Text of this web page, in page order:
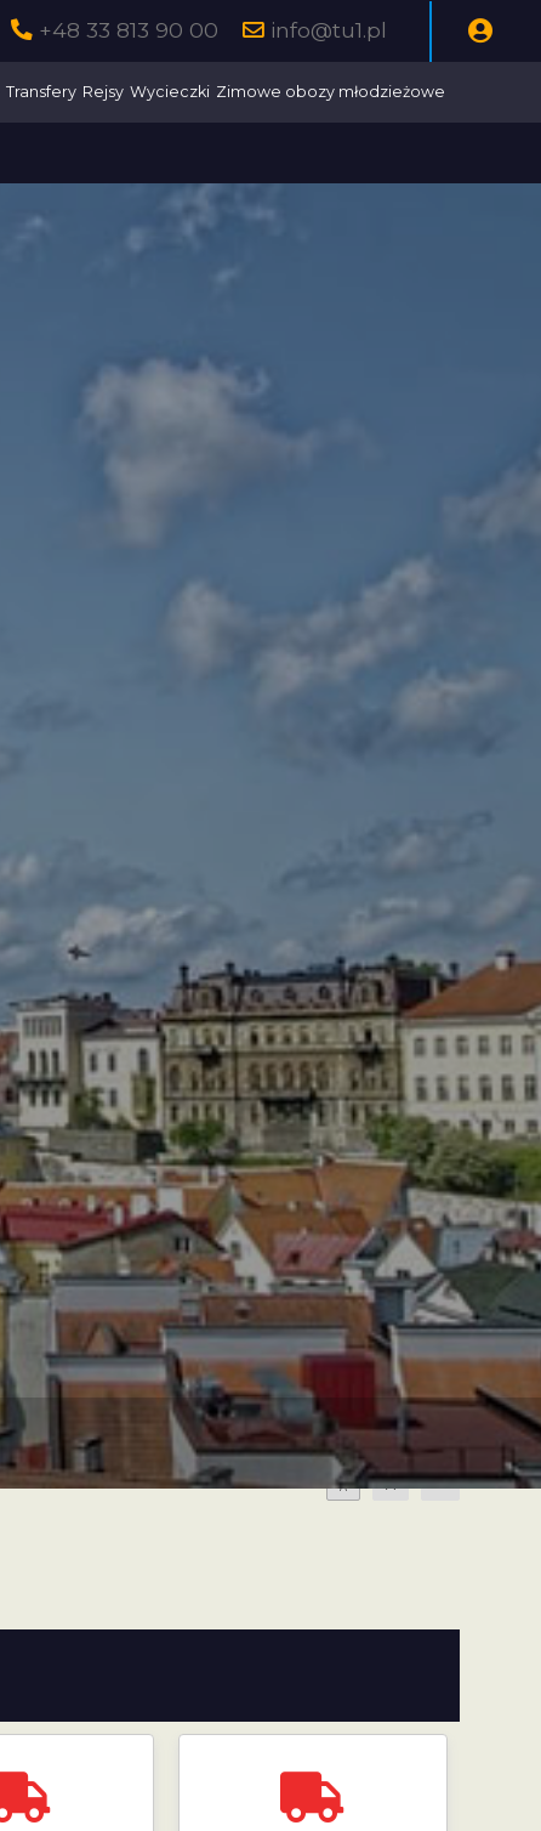
+48 33 813 90 00 info@tu1.pl
Transfery Rejsy Wycieczki Zimowe obozy młodzieżowe
A A A